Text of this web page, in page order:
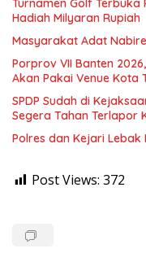
Turnamen Golf Terbuka
Hadiah Milyaran Rupiah
Masyarakat Adat
Porprov VII Banten
Akan Pakai Venue Kota
SPDP Sudah di
Segera Tahan Terlapor
Polres dan Kejari
Post Views: 372